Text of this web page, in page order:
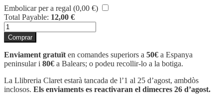
Embolicar per a regal (0,00 €)
Total Payable: 12,00 €
quantitat
de
LOS
HOLLISTER
6:
LOS
HOLLISTER
EN
Comprar
Enviament gratuït en comandes superiors a 50€ a Espanya
peninsular i 80€ a Balears; o podeu recollir-lo a la botiga.
La Llibreria Claret estarà tancada de l’1 al 25 d’agost, ambdòs
inclosos. Els enviaments es reactivaran el dimecres 26 d’agost.